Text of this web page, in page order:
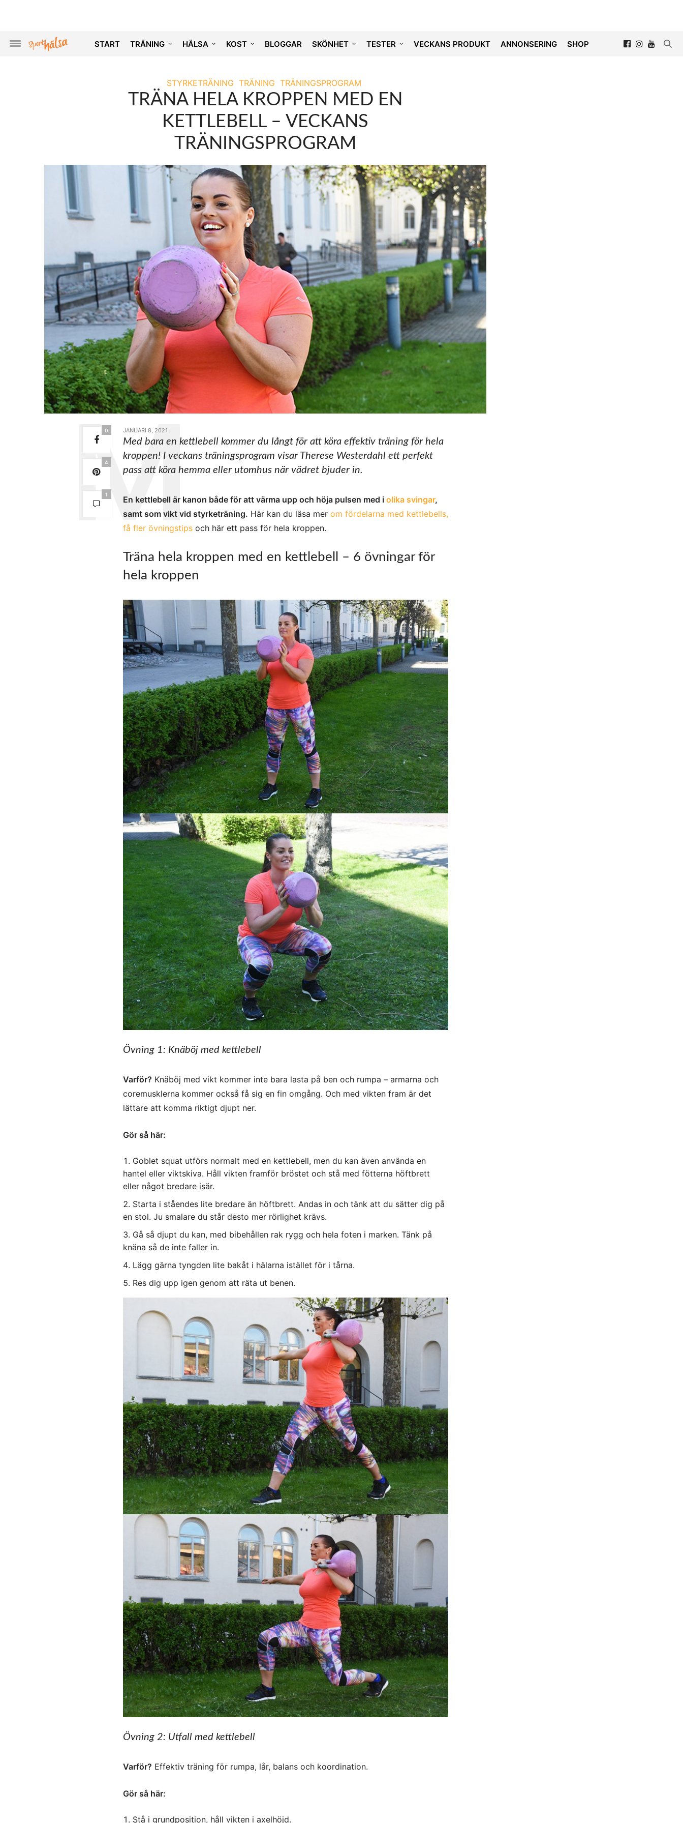
START TRÄNING HÄLSA KOST BLOGGAR SKÖNHET TESTER VECKANS PRODUKT ANNONSERING SHOP
STYRKETRÄNING TRÄNING TRÄNINGSPROGRAM
TRÄNA HELA KROPPEN MED EN
KETTLEBELL – VECKANS
TRÄNINGSPROGRAM
0
4
1
JANUARI 8, 2021
Med bara en kettlebell kommer du långt för att köra effektiv träning för hela
kroppen! I veckans träningsprogram visar Therese Westerdahl ett perfekt
pass att köra hemma eller utomhus när vädret bjuder in.
En kettlebell är kanon både för att värma upp och höja pulsen med i olika svingar,
samt som vikt vid styrketräning. Här kan du läsa mer om fördelarna med kettlebells,
få fler övningstips och här ett pass för hela kroppen.
Träna hela kroppen med en kettlebell – 6 övningar för
hela kroppen
Övning 1: Knäböj med kettlebell
Varför? Knäböj med vikt kommer inte bara lasta på ben och rumpa – armarna och
coremusklerna kommer också få sig en fin omgång. Och med vikten fram är det
lättare att komma riktigt djupt ner.
Gör så här:
Goblet squat utförs normalt med en kettlebell, men du kan även använda en
hantel eller viktskiva. Håll vikten framför bröstet och stå med fötterna höftbrett
eller något bredare isär.
Starta i ståendes lite bredare än höftbrett. Andas in och tänk att du sätter dig på
en stol. Ju smalare du står desto mer rörlighet krävs.
Gå så djupt du kan, med bibehållen rak rygg och hela foten i marken. Tänk på
knäna så de inte faller in.
Lägg gärna tyngden lite bakåt i hälarna istället för i tårna.
Res dig upp igen genom att räta ut benen.
Övning 2: Utfall med kettlebell
Varför? Effektiv träning för rumpa, lår, balans och koordination.
Gör så här:
Stå i grundposition, håll vikten i axelhöjd.